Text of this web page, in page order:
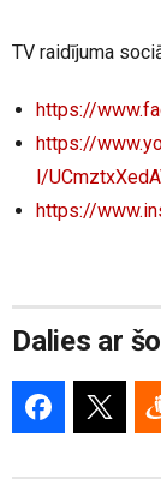
TV raidījuma
https://
https://
l/
https://
Dalies ar